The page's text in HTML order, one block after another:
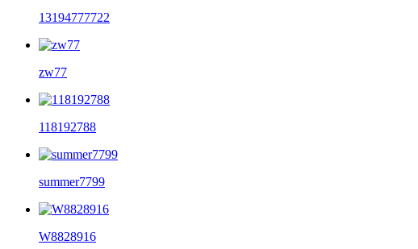
13194777722
zw77
118192788
summer7799
W8828916